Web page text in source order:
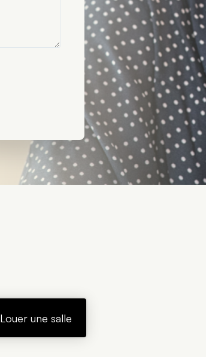
Louer une salle